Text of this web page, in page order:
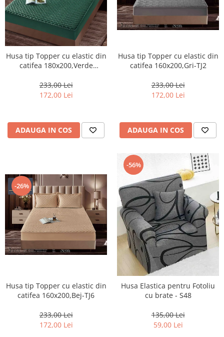
Husa tip Topper cu elastic din
catifea 180x200,Verde
233,00 Lei
172,00 Lei
ADAUGA IN COS
Husa tip Topper cu elastic din
catifea 160x200,Gri-TJ2
233,00 Lei
172,00 Lei
ADAUGA IN COS
-26%
Husa tip Topper cu elastic din
catifea 160x200,Bej-TJ6
233,00 Lei
172,00 Lei
-56%
Husa Elastica pentru Fotoliu
cu brate - S48
135,00 Lei
59,00 Lei